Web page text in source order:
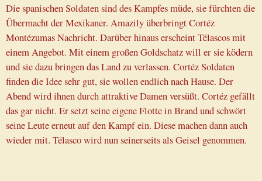
Die spanischen Soldaten sind des Kampfes müde, sie fürchten die
Übermacht der Mexikaner. Amazily überbringt Cortéz
Montézumas Nachricht. Darüber hinaus erscheint Télascos mit
einem Angebot. Mit einem großen Goldschatz will er sie ködern
und sie dazu bringen das Land zu verlassen. Cortéz Soldaten
finden die Idee sehr gut, sie wollen endlich nach Hause. Der
Abend wird ihnen durch attraktive Damen versüßt. Cortéz gefällt
das gar nicht. Er setzt seine eigene Flotte in Brand und schwört
seine Leute erneut auf den Kampf ein. Diese machen dann auch
wieder mit. Télasco wird nun seinerseits als Geisel genommen.